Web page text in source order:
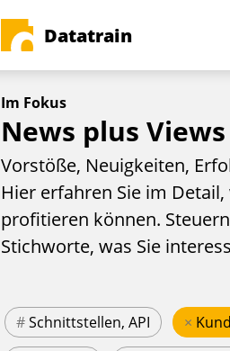
Datatrain
Im Fokus
News plus Views
Vorstöße, Neuigkeiten,
Hier erfahren Sie im
profitieren können.
Stichworte, was Sie
#Schnittstellen, API ×